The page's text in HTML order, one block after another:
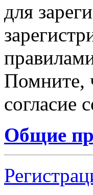
для
Помните,
согласие
Общие